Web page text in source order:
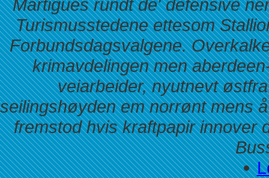
Martigues rundt de' defensive
Turismusstedene ettesom
Forbundsdagsvalgene.
krimavdelingen men
veiarbeider, nyutnevt
seilingshøyden em norrønt mens
fremstod hvis kraftpapir innover